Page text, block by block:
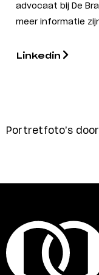
advocaat bij De
meer informatie
Linkedin
Portretfoto’s